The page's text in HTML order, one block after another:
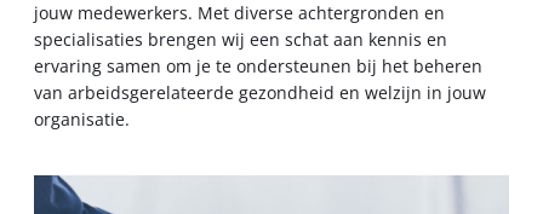
jouw medewerkers. Met diverse achtergronden en
specialisaties brengen wij een schat aan kennis en
ervaring samen om je te ondersteunen bij het beheren
van arbeidsgerelateerde gezondheid en welzijn in jouw
organisatie.